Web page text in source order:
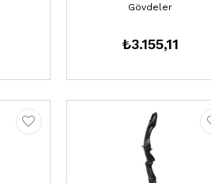
Gövdeler
₺3.155,11